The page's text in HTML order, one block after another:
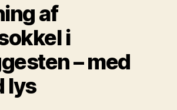
af
i
– med
lys